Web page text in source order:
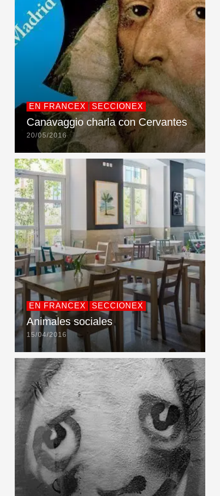
EN FRANCEX SECCIONEX
Canavaggio charla con Cervantes
20/05/2016
EN FRANCEX SECCIONEX
Animales sociales
15/04/2016